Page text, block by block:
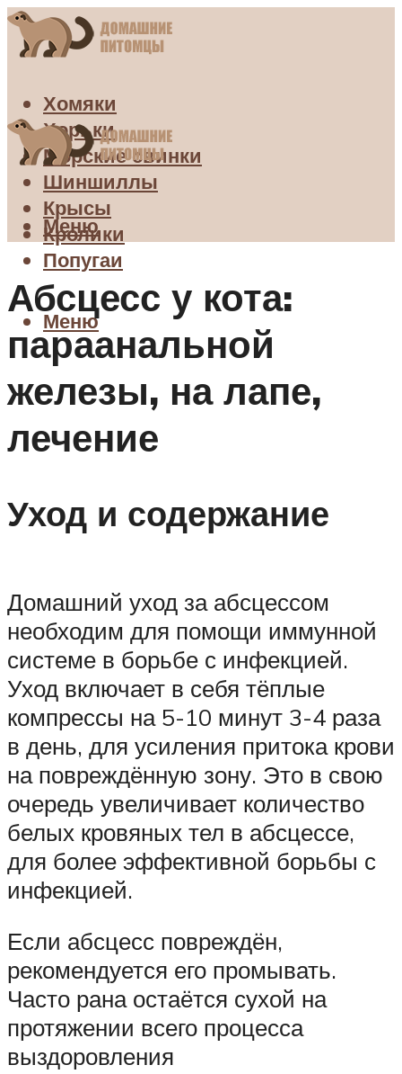
Хомяки
Хорьки
Морские свинки
Шиншиллы
Крысы
Кролики
Попугаи
Меню
Меню
Абсцесс у кота:
параанальной
железы, на лапе,
лечение
Уход и содержание
Домашний уход за абсцессом
необходим для помощи иммунной
системе в борьбе с инфекцией.
Уход включает в себя тёплые
компрессы на 5-10 минут 3-4 раза
в день, для усиления притока крови
на повреждённую зону. Это в свою
очередь увеличивает количество
белых кровяных тел в абсцессе,
для более эффективной борьбы с
инфекцией.
Если абсцесс повреждён,
рекомендуется его промывать.
Часто рана остаётся сухой на
протяжении всего процесса
выздоровления